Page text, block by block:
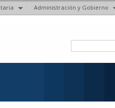
Administración y Gobierno